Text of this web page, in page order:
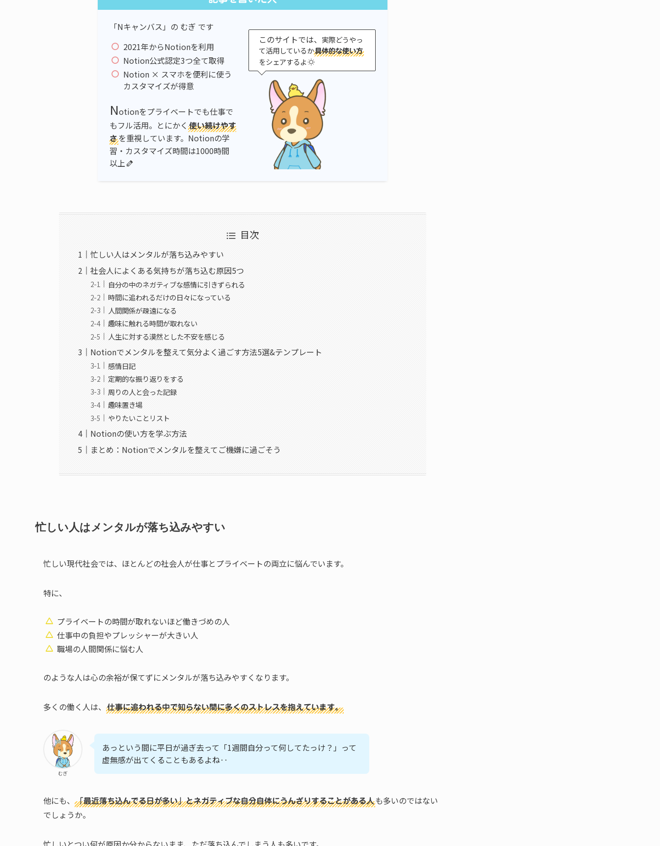
「Nキャンバス」の むぎ です
2021年からNotionを利用
Notion公式認定3つ全て取得
Notion × スマホを便利に使う
カスタマイズが得意
Notionをプライベートでも仕事で
もフル活用。とにかく 使い続けやす
さを重視しています。Notionの学
習・カスタマイズ時間は1000時間
以上
このサイトでは、 実際どうやっ
て活用しているか具体的な使い方
をシェアするよ
目次
忙しい人はメンタルが落ち込みやすい
社会人によくある気持ちが落ち込む原因5つ
自分の中のネガティブな感情に引きずられる
時間に追われるだけの日々になっている
人間関係が疎遠になる
趣味に触れる時間が取れない
人生に対する漠然とした不安を感じる
Notionでメンタルを整えて気分よく過ごす方法5選&テンプレート
感情日記
定期的な振り返りをする
周りの人と会った記録
趣味置き場
やりたいことリスト
Notionの使い方を学ぶ方法
まとめ：Notionでメンタルを整えてご機嫌に過ごそう
忙しい人はメンタルが落ち込みやすい
忙しい現代社会では、ほとんどの社会人が仕事とプライベートの両立に悩んでいます。
特に、
プライベートの時間が取れないほど働きづめの人
仕事中の負担やプレッシャーが大きい人
職場の人間関係に悩む人
のような人は心の余裕が保てずにメンタルが落ち込みやすくなります。
多くの働く人は、 仕事に追われる中で知らない間に多くのストレスを抱えています。
むぎ
あっという間に平日が過ぎ去って「1週間自分って何してたっけ？」って
虚無感が出てくることもあるよね‥
他にも、 「最近落ち込んでる日が多い」とネガティブな自分自体にうんざりすることがある人も多いのではない
でしょうか。